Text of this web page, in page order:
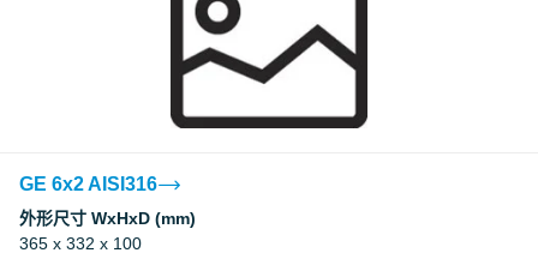
GE 6x2 AISI316
外形尺寸 WxHxD (mm)
365 x 332 x 100